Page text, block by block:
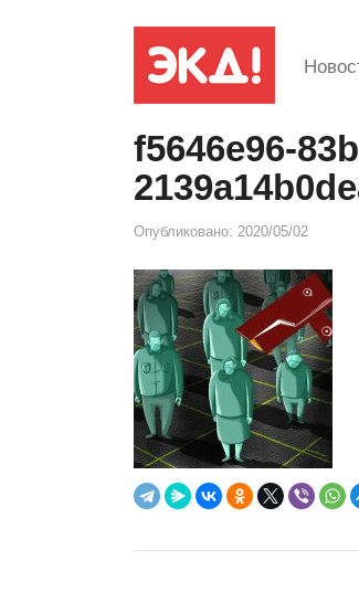
f5646e96-
Опубликовано: 2020/05/02